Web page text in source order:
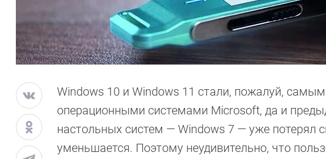
Windows 10 и Windows 11 стали, пожалуй,
операционными системами Microsoft, да и
настольных систем — Windows 7 — уже потерял
уменьшается. Поэтому неудивительно, что